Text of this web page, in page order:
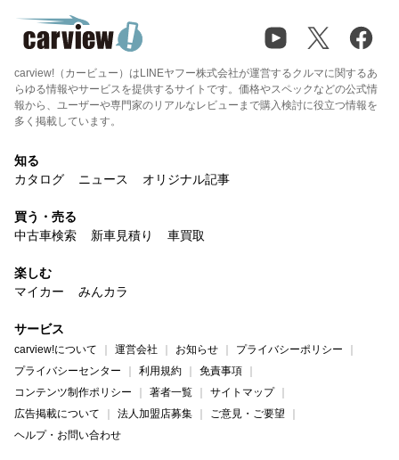
carview!（カービュー）はLINEヤフー株式会社が運営するクルマに関するあ
らゆる情報やサービスを提供するサイトです。価格やスペックなどの公式情
報から、ユーザーや専門家のリアルなレビューまで購入検討に役立つ情報を
多く掲載しています。
知る
カタログ
ニュース オリジナル記事
買う・売る
中古車検索
新車見積り 車買取
楽しむ
マイカー
みんカラ
サービス
carview!について 運営会社 お知らせ
プライバシーポリシー
プライバシーセンター
利用規約
免責事項
コンテンツ制作ポリシー
著者一覧
サイトマップ
広告掲載について
法人加盟店募集
ご意見・ご要望
ヘルプ・お問い合わせ